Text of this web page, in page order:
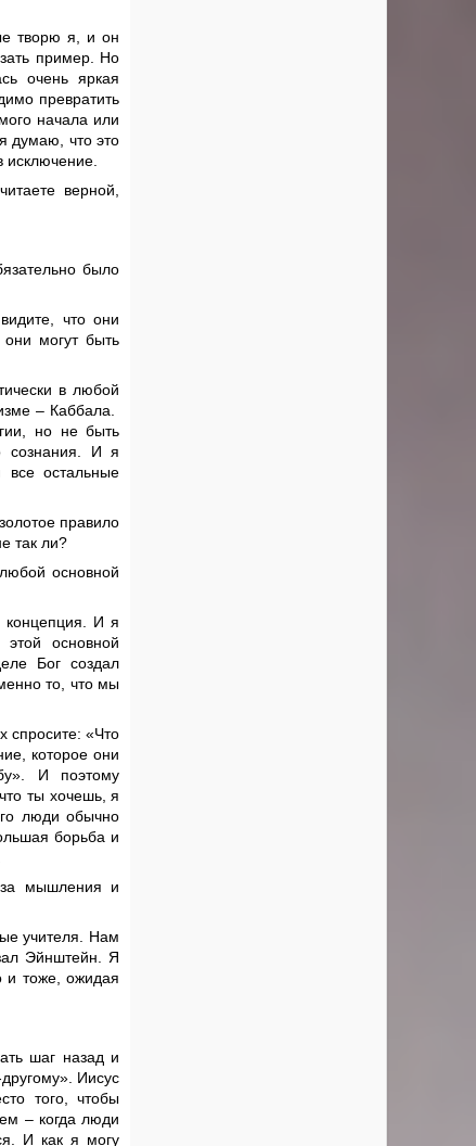
творю я, и он
пример. Но
очень яркая
превратить
начала или
думаю, что это
исключение.
верной,
было
что они
они могут быть
в любой
– Каббала.
но не быть
сознания. И я
остальные
правило
так ли?
основной
концепция. И я
основной
Бог создал
то, что мы
спросите: «Что
которое они
И поэтому
ты хочешь, я
люди обычно
борьба и
мышления и
учителя. Нам
Эйнштейн. Я
и тоже, ожидая
шаг назад и
Иисус
того, чтобы
– когда люди
И как я могу